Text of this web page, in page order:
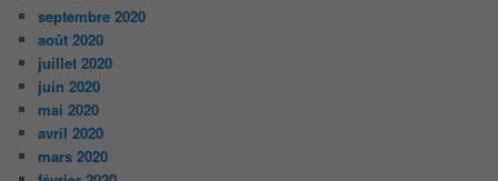
septembre 2020
août 2020
juillet 2020
juin 2020
mai 2020
avril 2020
mars 2020